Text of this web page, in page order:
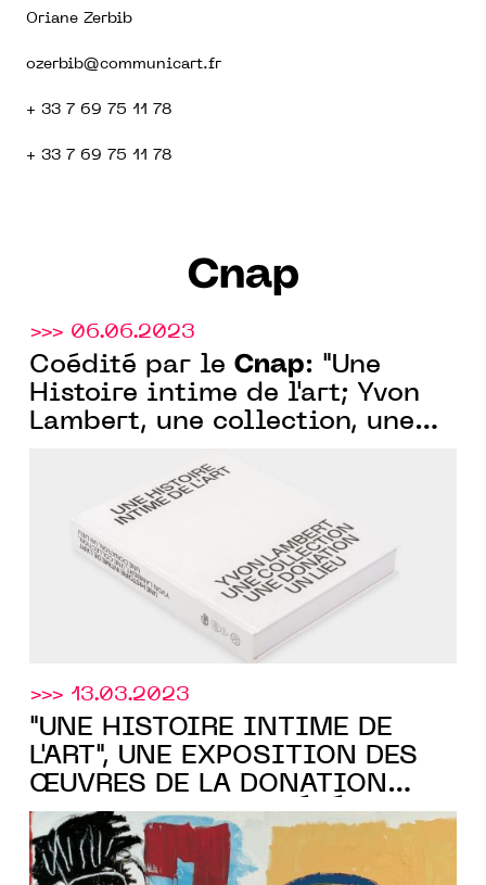
Oriane Zerbib
ozerbib@communicart.fr
+ 33 7 69 75 11 78
+ 33 7 69 75 11 78
Cnap
>>> 06.06.2023
Coédité par le Cnap: "Une
Histoire intime de l'art; Yvon
Lambert, une collection, une
donation d'Yvon Lambert
>>> 13.03.2023
"UNE HISTOIRE INTIME DE
L'ART", UNE EXPOSITION DES
ŒUVRES DE LA DONATION
D'YVON LAMBERT, GÉRÉE PAR
LECnap, À LA COLLECTION
LAMBERT AVIGNON DU 25